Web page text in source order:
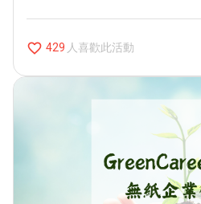
活動內容，期盼長期合作下來能將這些
favorite_border 429 人喜歡此活動